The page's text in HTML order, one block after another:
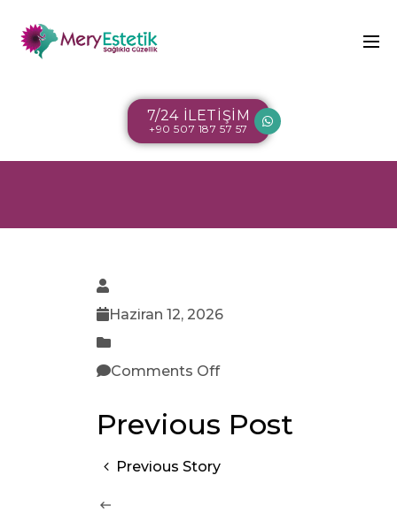
7/24 İLETİŞİM
+90 507 187 57 57
Haziran 12, 2026
Comments Off
Previous Post
Previous Story